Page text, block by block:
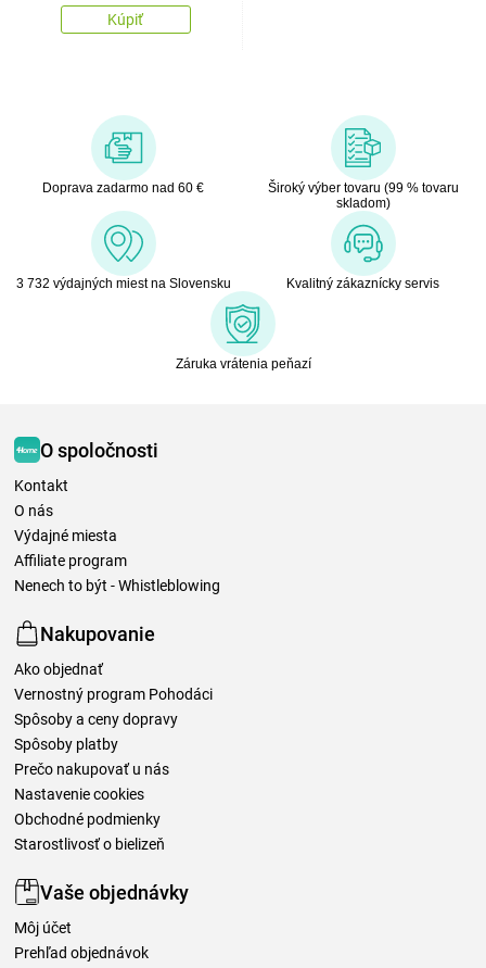
Kúpiť
Doprava zadarmo nad 60 €
Široký výber tovaru (99 % tovaru
skladom)
3 732 výdajných miest na Slovensku Kvalitný zákaznícky servis
Záruka vrátenia peňazí
O spoločnosti
Kontakt
O nás
Výdajné miesta
Affiliate program
Nenech to být - Whistleblowing
Nakupovanie
Ako objednať
Vernostný program Pohodáci
Spôsoby a ceny dopravy
Spôsoby platby
Prečo nakupovať u nás
Nastavenie cookies
Obchodné podmienky
Starostlivosť o bielizeň
Vaše objednávky
Môj účet
Prehľad objednávok